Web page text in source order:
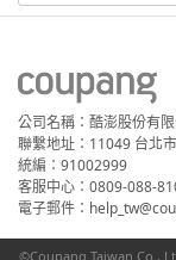
公司名稱：酷澎股份有
聯繫地址：11049 台北
統編：91002999
客服中心：0809-088-
電子郵件：
©Coupang Taiwan Co.,